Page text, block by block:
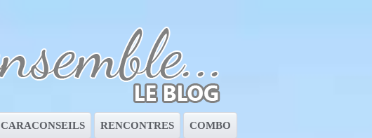
CARACONSEILS RENCONTRES COMBO